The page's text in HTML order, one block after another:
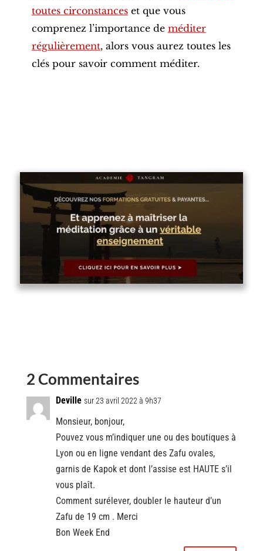
toutes circonstanceset que vous
comprenez l’importance de méditer
régulièrement, alors vous aurez toutes les
clés pour savoir comment méditer.
2 Commentaires
Deville sur 23 avril 2022 à 9h37
Monsieur, bonjour,
Pouvez vous m’indiquer une ou des boutiques à
Lyon ou en ligne vendant des Zafu ovales,
garnis de Kapok et dont l’assise est HAUTE s’il
vous plaît.
Comment surélever, doubler le hauteur d’un
Zafu de 19 cm . Merci
Bon Week End